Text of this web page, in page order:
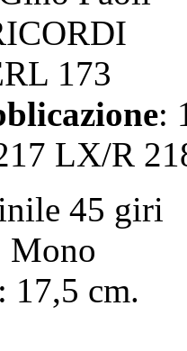
173
:
LX/R
45 giri
Mono
: 17,5 cm.